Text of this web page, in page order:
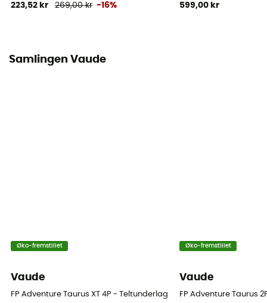
223,52 kr 269,00 kr -16% 599,00 kr
Samlingen Vaude
Øko-fremstillet
Vaude
FP Adventure Taurus XT 4P - Teltunderlag
Øko-fremstillet
Vaude
FP Adventure Taurus